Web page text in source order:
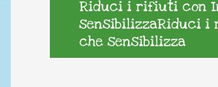
Riduci i rifiuti con
sensibilizzaRiduci
che sensibilizza